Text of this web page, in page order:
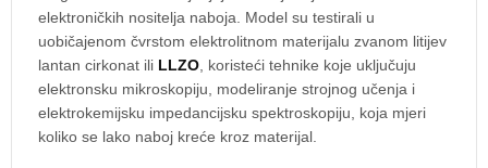
elektroničkih nositelja naboja. Model su testirali u
uobičajenom čvrstom elektrolitnom materijalu zvanom litijev
lantan cirkonat ili LLZO , koristeći tehnike koje uključuju
elektronsku mikroskopiju, modeliranje strojnog učenja i
elektrokemijsku impedancijsku spektroskopiju, koja mjeri
koliko se lako naboj kreće kroz materijal.